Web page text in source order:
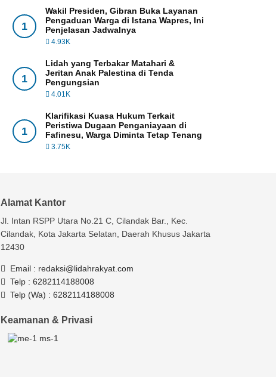
1
Wakil Presiden, Gibran Buka Layanan
Pengaduan Warga di Istana Wapres, Ini
Penjelasan Jadwalnya
4.93K
1
Lidah yang Terbakar Matahari &
Jeritan Anak Palestina di Tenda
Pengungsian
4.01K
1
Klarifikasi Kuasa Hukum Terkait
Peristiwa Dugaan Penganiayaan di
Fafinesu, Warga Diminta Tetap Tenang
3.75K
Alamat Kantor
Jl. Intan RSPP Utara No.21 C, Cilandak Bar., Kec.
Cilandak, Kota Jakarta Selatan, Daerah Khusus Jakarta
12430
Email : redaksi@lidahrakyat.com
Telp : 6282114188008
Telp (Wa) : 6282114188008
Keamanan & Privasi